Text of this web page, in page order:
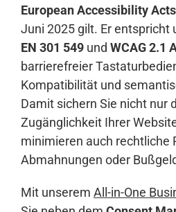
European Accessibility
Juni 2025 gilt. Er entspricht
EN 301 549 und WCAG 2.1
barrierefreier
Kompatibilität und
Damit sichern Sie nicht nur
Zugänglichkeit Ihrer
minimieren auch rechtliche
Abmahnungen oder
Mit unserem All-in-One